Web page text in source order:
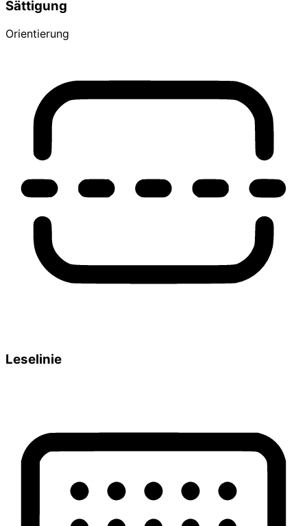
Sättigung
Orientierung
Leselinie